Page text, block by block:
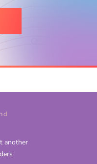
another